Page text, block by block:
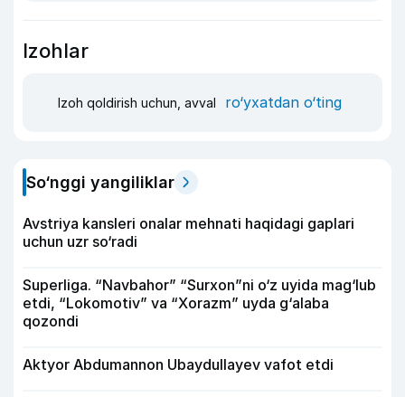
Izohlar
Izoh qoldirish uchun, avval ro‘yxatdan o‘ting
So‘nggi yangiliklar
Avstriya kansleri onalar mehnati haqidagi gaplari
uchun uzr so‘radi
Superliga. “Navbahor” “Surxon”ni o‘z uyida mag‘lub
etdi, “Lokomotiv” va “Xorazm” uyda g‘alaba
qozondi
Aktyor Abdu­mannon Ubaydullayev vafot etdi